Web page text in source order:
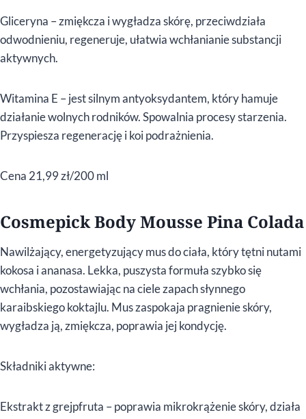
Gliceryna – zmiękcza i wygładza skórę, przeciwdziała
odwodnieniu, regeneruje, ułatwia wchłanianie substancji
aktywnych.
Witamina E – jest silnym antyoksydantem, który hamuje
działanie wolnych rodników. Spowalnia procesy starzenia.
Przyspiesza regenerację i koi podrażnienia.
Cena 21,99 zł/200 ml
Cosmepick Body Mousse Pina Colada
Nawilżający, energetyzujący mus do ciała, który tętni nutami
kokosa i ananasa. Lekka, puszysta formuła szybko się
wchłania, pozostawiając na ciele zapach słynnego
karaibskiego koktajlu. Mus zaspokaja pragnienie skóry,
wygładza ją, zmiękcza, poprawia jej kondycję.
Składniki aktywne:
Ekstrakt z grejpfruta – poprawia mikrokrążenie skóry, działa